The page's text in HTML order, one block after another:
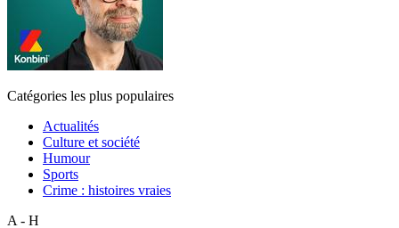
Catégories les plus populaires
Actualités
Culture et société
Humour
Sports
Crime : histoires vraies
A - H